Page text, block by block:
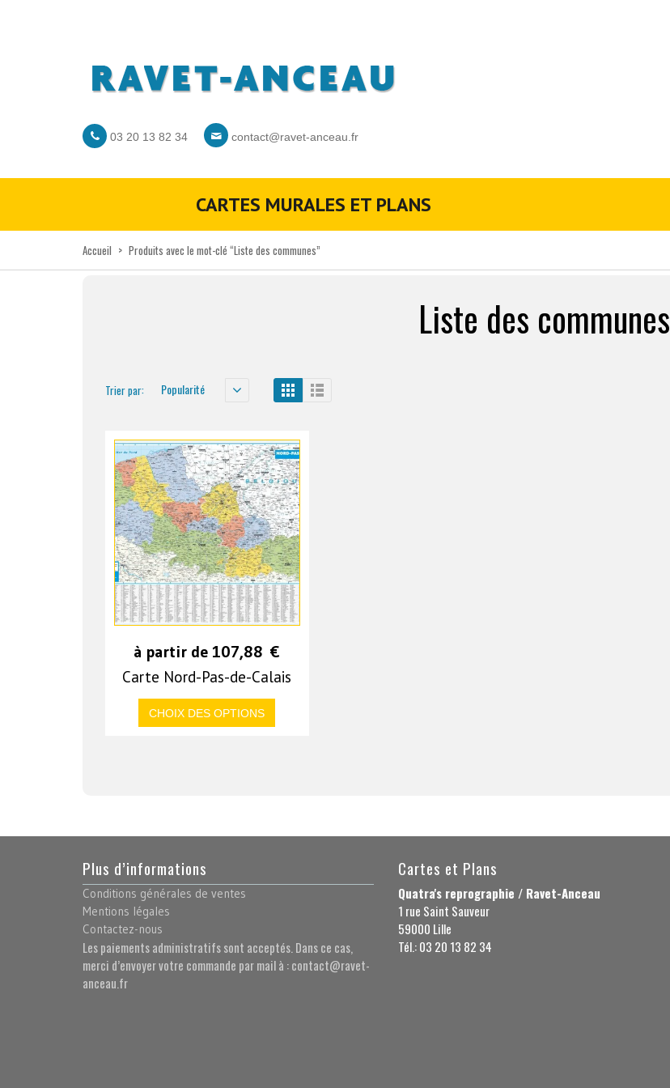
03 20 13 82 34 contact@ravet-anceau.fr
CARTES MURALES ET PLANS
Accueil > Produits avec le mot-clé “Liste des communes”
Liste des communes
Trier par: Popularité
à partir de107,88 €
Carte Nord-Pas-de-Calais
CHOIX DES OPTIONS
Plus d’informations
Conditions générales de ventes
Mentions légales
Contactez-nous
Les paiements administratifs sont acceptés. Dans ce cas,
merci d’envoyer votre commande par mail à : contact@ravet-
anceau.fr
Cartes et Plans
Quatra's reprographie / Ravet-Anceau
1 rue Saint Sauveur
59000 Lille
Tél.: 03 20 13 82 34